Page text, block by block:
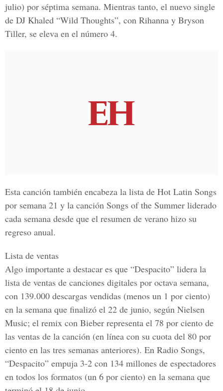
julio) por séptima semana. Mientras tanto, el nuevo single
de DJ Khaled “Wild Thoughts”, con Rihanna y Bryson
Tiller, se eleva en el número 4.
Esta canción también encabeza la lista de Hot Latin Songs
por semana 21 y la canción Songs of the Summer liderado
cada semana desde que el resumen de verano hizo su
regreso anual.
Lista de ventas
Algo importante a destacar es que “Despacito” lidera la
lista de ventas de canciones digitales por octava semana,
con 139.000 descargas vendidas (menos un 1 por ciento)
en la semana que finalizó el 22 de junio, según Nielsen
Music; el remix con Bieber representa el 78 por ciento de
las ventas de la canción (en línea con su cuota del 80 por
ciento en las tres semanas anteriores). En Radio Songs,
“Despacito” empuja 3-2 con 134 millones de espectadores
en todos los formatos (un 6 por ciento) en la semana que